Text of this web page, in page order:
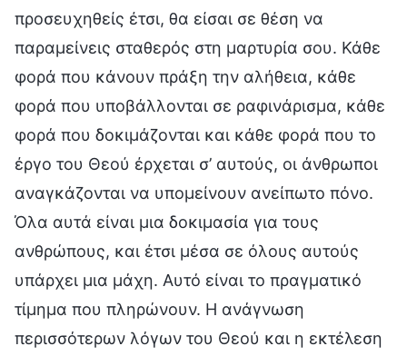
προσευχηθείς έτσι, θα είσαι σε θέση να
παραμείνεις σταθερός στη μαρτυρία σου. Κάθε
φορά που κάνουν πράξη την αλήθεια, κάθε
φορά που υποβάλλονται σε ραφινάρισμα, κάθε
φορά που δοκιμάζονται και κάθε φορά που το
έργο του Θεού έρχεται σ’ αυτούς, οι άνθρωποι
αναγκάζονται να υπομείνουν ανείπωτο πόνο.
Όλα αυτά είναι μια δοκιμασία για τους
ανθρώπους, και έτσι μέσα σε όλους αυτούς
υπάρχει μια μάχη. Αυτό είναι το πραγματικό
τίμημα που πληρώνουν. Η ανάγνωση
περισσότερων λόγων του Θεού και η εκτέλεση